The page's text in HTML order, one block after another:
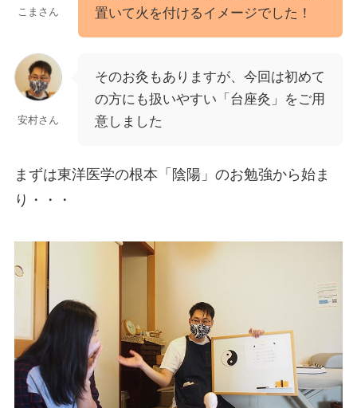
こまさん
置いて火を付けるイメージでした！
安村さん
そのお灸もありますが、今回は初めて
の方にも扱いやすい「台座灸」をご用
意しました
まずは東洋医学の根本「陰陽」のお勉強から始ま
り・・・